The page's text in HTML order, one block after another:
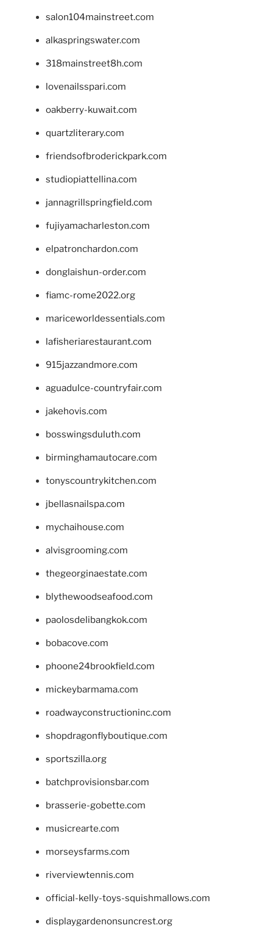
salon104mainstreet.com
alkaspringswater.com
318mainstreet8h.com
lovenailsspari.com
oakberry-kuwait.com
quartzliterary.com
friendsofbroderickpark.com
studiopiattellina.com
jannagrillspringfield.com
fujiyamacharleston.com
elpatronchardon.com
donglaishun-order.com
fiamc-rome2022.org
mariceworldessentials.com
lafisheriarestaurant.com
915jazzandmore.com
aguadulce-countryfair.com
jakehovis.com
bosswingsduluth.com
birminghamautocare.com
tonyscountrykitchen.com
jbellasnailspa.com
mychaihouse.com
alvisgrooming.com
thegeorginaestate.com
blythewoodseafood.com
paolosdelibangkok.com
bobacove.com
phoone24brookfield.com
mickeybarmama.com
roadwayconstructioninc.com
shopdragonflyboutique.com
sportszilla.org
batchprovisionsbar.com
brasserie-gobette.com
musicrearte.com
morseysfarms.com
riverviewtennis.com
official-kelly-toys-squishmallows.com
displaygardenonsuncrest.org